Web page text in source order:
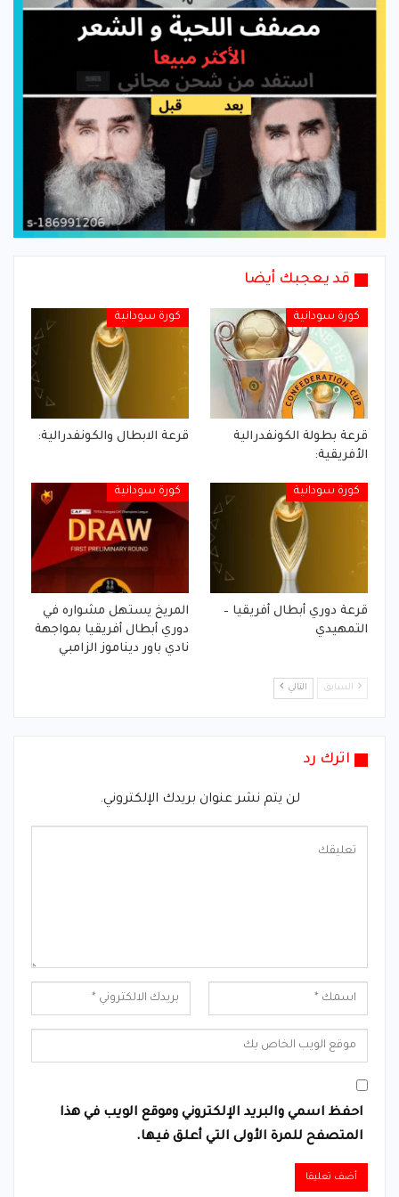
قد يعجبك أيضا
كورة سودانية
قرعة بطولة الكونفدرالية
الأفريقية:
كورة سودانية
قرعة الابطال والكونفدرالية:
كورة سودانية
قرعة دوري أبطال أفريقيا –
التمهيدي
كورة سودانية
المريخ يستهل مشواره في
دوري أبطال أفريقيا بمواجهة
نادي باور ديناموز الزامبي
السابق التالي
اترك رد
لن يتم نشر عنوان بريدك الإلكتروني.
احفظ اسمي والبريد الإلكتروني وموقع الويب في هذا
المتصفح للمرة الأولى التي أعلق فيها.